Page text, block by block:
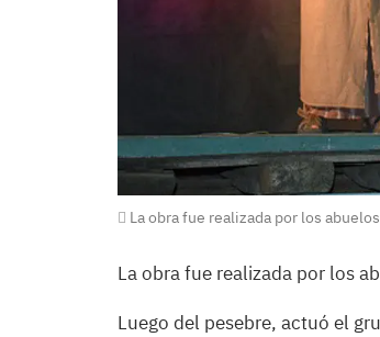
La obra fue realizada por los
La obra fue realizada por los
Luego del pesebre, actuó el